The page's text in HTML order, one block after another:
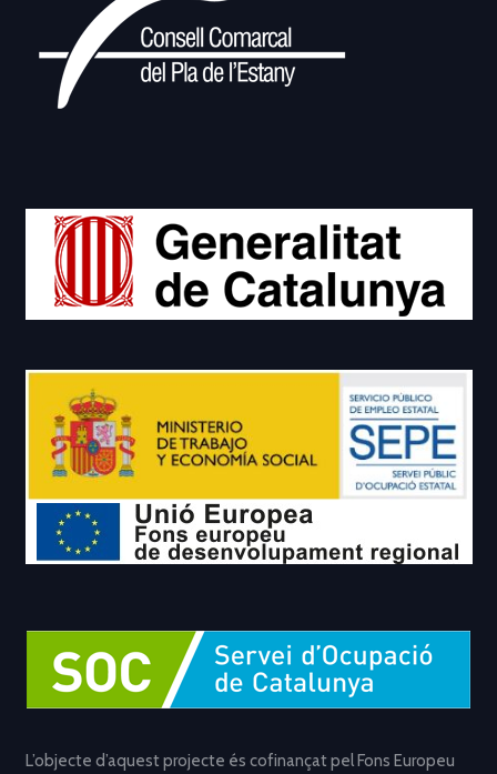
L’objecte d’aquest projecte és cofinançat pel Fons Europeu